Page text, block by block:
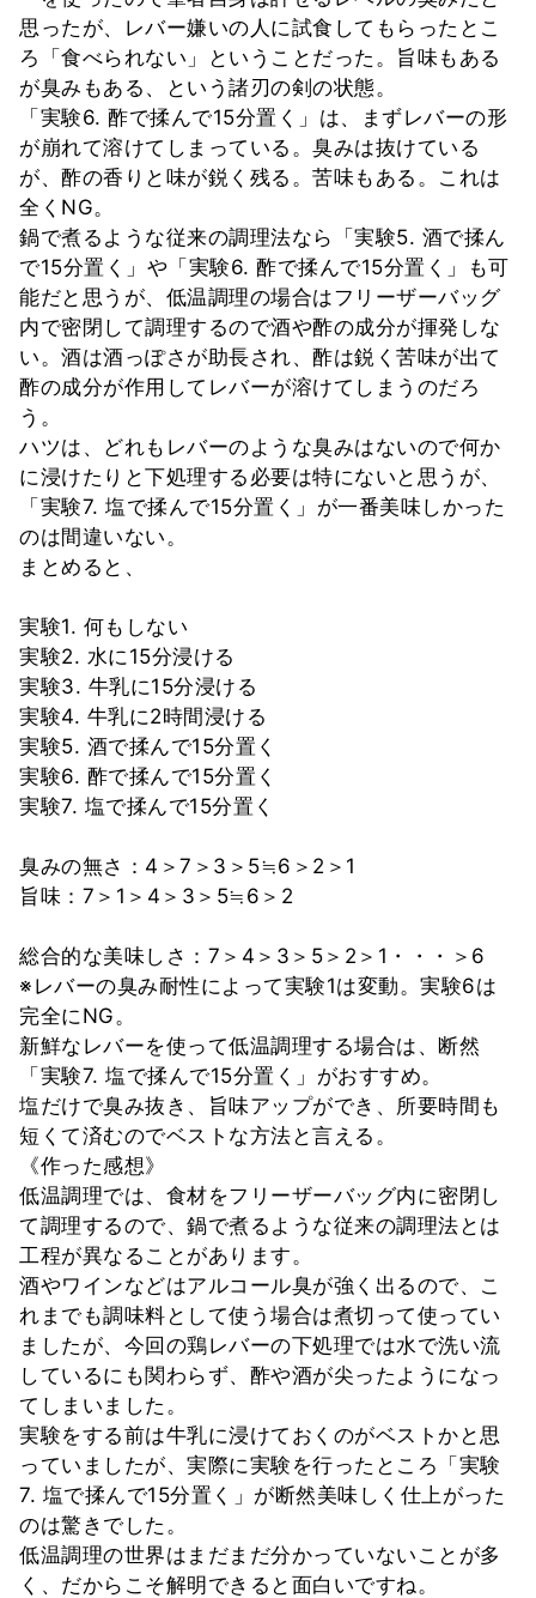
思ったが、レバー嫌いの人に試食してもらったとこ
ろ「食べられない」ということだった。旨味もある
が臭みもある、という諸刃の剣の状態。
「実験6. 酢で揉んで15分置く」は、まずレバーの形
が崩れて溶けてしまっている。臭みは抜けている
が、酢の香りと味が鋭く残る。苦味もある。これは
全くNG。
鍋で煮るような従来の調理法なら「実験5. 酒で揉ん
で15分置く」や「実験6. 酢で揉んで15分置く」も可
能だと思うが、低温調理の場合はフリーザーバッグ
内で密閉して調理するので酒や酢の成分が揮発しな
い。酒は酒っぽさが助長され、酢は鋭く苦味が出て
酢の成分が作用してレバーが溶けてしまうのだろ
う。
ハツは、どれもレバーのような臭みはないので何か
に浸けたりと下処理する必要は特にないと思うが、
「実験7. 塩で揉んで15分置く」が一番美味しかった
のは間違いない。
まとめると、
実験1. 何もしない
実験2. 水に15分浸ける
実験3. 牛乳に15分浸ける
実験4. 牛乳に2時間浸ける
実験5. 酒で揉んで15分置く
実験6. 酢で揉んで15分置く
実験7. 塩で揉んで15分置く
臭みの無さ：4＞7＞3＞5≒6＞2＞1
旨味：7＞1＞4＞3＞5≒6＞2
総合的な美味しさ：7＞4＞3＞5＞2＞1・・・＞6
※レバーの臭み耐性によって実験1は変動。実験6は
完全にNG。
新鮮なレバーを使って低温調理する場合は、断然
「実験7. 塩で揉んで15分置く」がおすすめ。
塩だけで臭み抜き、旨味アップができ、所要時間も
短くて済むのでベストな方法と言える。
《作った感想》
低温調理では、食材をフリーザーバッグ内に密閉し
て調理するので、鍋で煮るような従来の調理法とは
工程が異なることがあります。
酒やワインなどはアルコール臭が強く出るので、こ
れまでも調味料として使う場合は煮切って使ってい
ましたが、今回の鶏レバーの下処理では水で洗い流
しているにも関わらず、酢や酒が尖ったようになっ
てしまいました。
実験をする前は牛乳に浸けておくのがベストかと思
っていましたが、実際に実験を行ったところ「実験
7. 塩で揉んで15分置く」が断然美味しく仕上がった
のは驚きでした。
低温調理の世界はまだまだ分かっていないことが多
く、だからこそ解明できると面白いですね。